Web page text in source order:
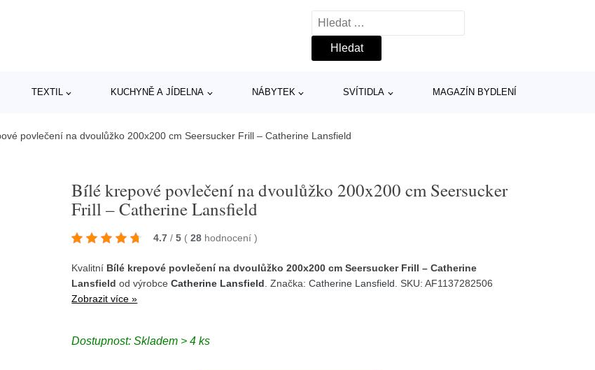
Vyhledávání
TEXTIL KUCHYNĚ A JÍDELNA NÁBYTEK SVÍTIDLA MAGAZÍN BYDLENÍ
povlečení na dvoulůžko 200x200 cm Seersucker Frill – Catherine Lansfield
Bílé krepové povlečení na dvoulůžko 200x200 cm Seersucker
Frill – Catherine Lansfield
4.7 / 5 ( 28 hodnocení)
Kvalitní Bílé krepové povlečení na dvoulůžko 200x200 cm Seersucker Frill – Catherine
Lansfield od výrobceCatherine Lansfield . Značka:Catherine Lansfield . SKU: AF1137282506
Zobrazit více »
Dostupnost:Skladem > 4 ks